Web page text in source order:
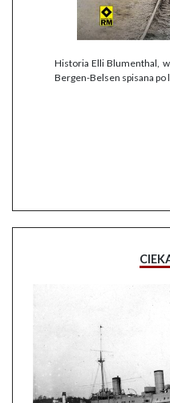
Historia Elli Blumenthal,
Bergen-Belsen spisana po